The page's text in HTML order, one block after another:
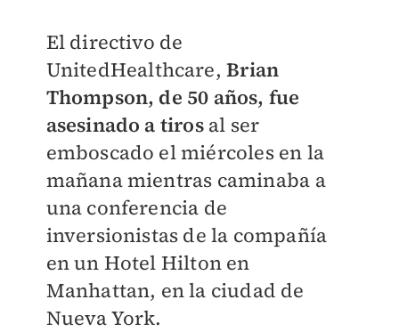
El directivo de
UnitedHealthcare,Brian
Thompson, de 50 años, fue
asesinado a tiros al ser
emboscado el miércoles en la
mañana mientras caminaba a
una conferencia de
inversionistas de la compañía
en un Hotel Hilton en
Manhattan, en la ciudad de
Nueva York.